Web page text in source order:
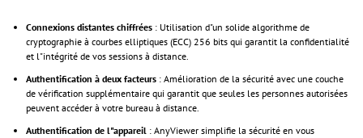
Connexions distantes chiffrées : Utilisation d"un solide algorithme de
cryptographie à courbes elliptiques (ECC) 256 bits qui garantit la confidentialité
et l"intégrité de vos sessions à distance.
Authentification à deux facteurs : Amélioration de la sécurité avec une couche
de vérification supplémentaire qui garantit que seules les personnes autorisées
peuvent accéder à votre bureau à distance.
Authentification de l"appareil : AnyViewer simplifie la sécurité en vous